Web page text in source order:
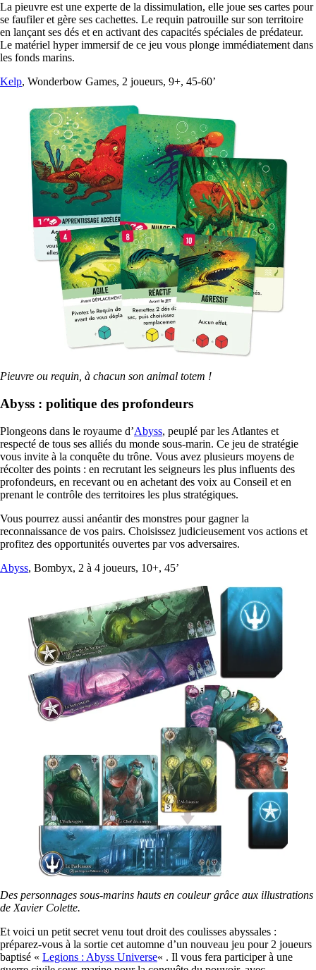
La pieuvre est une experte de la dissimulation, elle joue ses cartes pour
se faufiler et gère ses cachettes. Le requin patrouille sur son territoire
en lançant ses dés et en activant des capacités spéciales de prédateur.
Le matériel hyper immersif de ce jeu vous plonge immédiatement dans
les fonds marins.
Kelp, Wonderbow Games, 2 joueurs, 9+, 45-60’
Pieuvre ou requin, à chacun son animal totem !
Abyss : politique des profondeurs
Plongeons dans le royaume d’Abyss, peuplé par les Atlantes et
respecté de tous ses alliés du monde sous-marin. Ce jeu de stratégie
vous invite à la conquête du trône. Vous avez plusieurs moyens de
récolter des points : en recrutant les seigneurs les plus influents des
profondeurs, en recevant ou en achetant des voix au Conseil et en
prenant le contrôle des territoires les plus stratégiques.
Vous pourrez aussi anéantir des monstres pour gagner la
reconnaissance de vos pairs. Choisissez judicieusement vos actions et
profitez des opportunités ouvertes par vos adversaires.
Abyss, Bombyx, 2 à 4 joueurs, 10+, 45’
Des personnages sous-marins hauts en couleur grâce aux illustrations
de Xavier Colette.
Et voici un petit secret venu tout droit des coulisses abyssales :
préparez-vous à la sortie cet automne d’un nouveau jeu pour 2 joueurs
baptisé « Legions : Abyss Universe« . Il vous fera participer à une